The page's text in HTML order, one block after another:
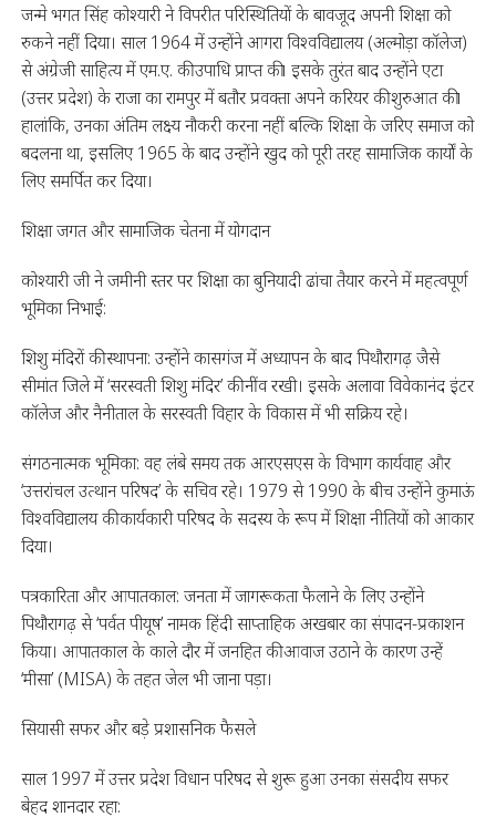
जन्मे भगत सिंह कोश्यारी ने विपरीत परिस्थितियों के बावजूद अपनी शिक्षा को
रुकने नहीं दिया। साल 1964 में उन्होंने आगरा विश्वविद्यालय (अल्मोड़ा कॉलेज)
से अंग्रेजी साहित्य में एम.ए. की उपाधि प्राप्त की। इसके तुरंत बाद उन्होंने एटा
(उत्तर प्रदेश) के राजा का रामपुर में बतौर प्रवक्ता अपने करियर की शुरुआत की।
हालांकि, उनका अंतिम लक्ष्य नौकरी करना नहीं बल्कि शिक्षा के जरिए समाज को
बदलना था, इसलिए 1965 के बाद उन्होंने खुद को पूरी तरह सामाजिक कार्यों के
लिए समर्पित कर दिया।
शिक्षा जगत और सामाजिक चेतना में योगदान
कोश्यारी जी ने जमीनी स्तर पर शिक्षा का बुनियादी ढांचा तैयार करने में महत्वपूर्ण
भूमिका निभाई:
शिशु मंदिरों की स्थापना: उन्होंने कासगंज में अध्यापन के बाद पिथौरागढ़ जैसे
सीमांत जिले में ‘सरस्वती शिशु मंदिर’ की नींव रखी। इसके अलावा विवेकानंद इंटर
कॉलेज और नैनीताल के सरस्वती विहार के विकास में भी सक्रिय रहे।
संगठनात्मक भूमिका: वह लंबे समय तक आरएसएस के विभाग कार्यवाह और
‘उत्तरांचल उत्थान परिषद’ के सचिव रहे। 1979 से 1990 के बीच उन्होंने कुमाऊं
विश्वविद्यालय की कार्यकारी परिषद के सदस्य के रूप में शिक्षा नीतियों को आकार
दिया।
पत्रकारिता और आपातकाल: जनता में जागरूकता फैलाने के लिए उन्होंने
पिथौरागढ़ से ‘पर्वत पीयूष’ नामक हिंदी साप्ताहिक अखबार का संपादन-प्रकाशन
किया। आपातकाल के काले दौर में जनहित की आवाज उठाने के कारण उन्हें
‘मीसा’ (MISA) के तहत जेल भी जाना पड़ा।
सियासी सफर और बड़े प्रशासनिक फैसले
साल 1997 में उत्तर प्रदेश विधान परिषद से शुरू हुआ उनका संसदीय सफर
बेहद शानदार रहा: